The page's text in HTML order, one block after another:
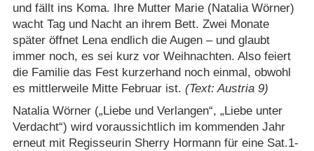
und fällt ins Koma. Ihre Mutter Marie (Natalia Wörner)
wacht Tag und Nacht an ihrem Bett. Zwei Monate
später öffnet Lena endlich die Augen – und glaubt
immer noch, es sei kurz vor Weihnachten. Also feiert
die Familie das Fest kurzerhand noch einmal, obwohl
es mittlerweile Mitte Februar ist. (Text: Austria 9)
Natalia Wörner („Liebe und Verlangen“, „Liebe unter
Verdacht“) wird voraussichtlich im kommenden Jahr
erneut mit Regisseurin Sherry Hormann für eine Sat.1-